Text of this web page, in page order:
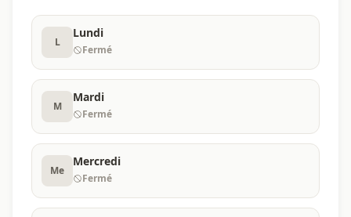
L
Lundi
Fermé
M
Mardi
Fermé
Me
Mercredi
Fermé